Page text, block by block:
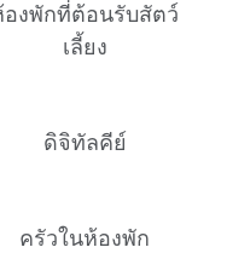
องพักที่ต้อนรับสัตว์
เลี้ยง
ดิจิทัลคีย์
ครัวในห้องพัก